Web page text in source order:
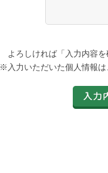
よろしければ「入力内容
※入力いただいた個人情報